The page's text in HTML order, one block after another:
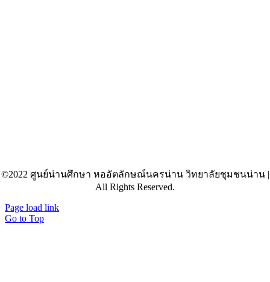
©2022 ศูนย์น่านศึกษา หออัตลักษณ์นครน่าน วิทยาลัยชุมชนน่าน |
All Rights Reserved.
Page load link
Go to Top